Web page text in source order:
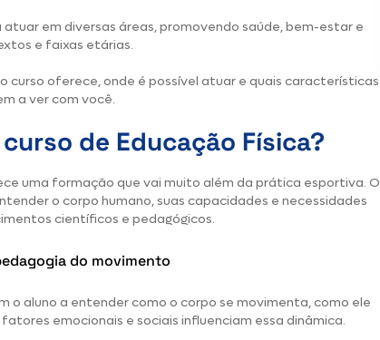
em diversas áreas, promovendo saúde, bem-estar e
e faixas etárias.
curso oferece, onde é possível atuar e quais características
a ver com você.
de Educação Física?
uma formação que vai muito além da prática esportiva. O
o corpo humano, suas capacidades e necessidades
científicos e pedagógicos.
do movimento
o aluno a entender como o corpo se movimenta, como ele
emocionais e sociais influenciam essa dinâmica.